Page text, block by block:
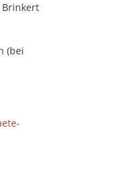
Brinkert
(bei